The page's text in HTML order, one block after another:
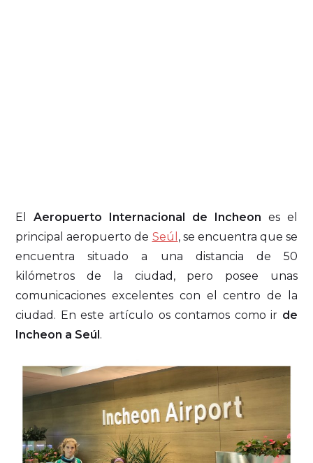
ElAeropuerto Internacional de Incheon es el
principal aeropuerto de Seúl , se encuentra que se
encuentra situado a una distancia de 50
kilómetros de la ciudad, pero posee unas
comunicaciones excelentes con el centro de la
ciudad. En este artículo os contamos como ir de
Incheon a Seúl.